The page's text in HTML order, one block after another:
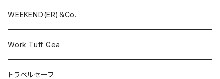
WEEKEND(ER)＆Co.
Work Tuff Gea
トラベルセーフ